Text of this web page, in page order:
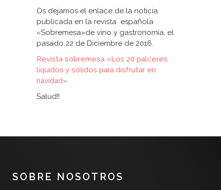
Os dejamos el enlace de la noticia
publicada en la revista española
«Sobremesa»de vino y gastronomía, el
pasado 22 de Diciembre de 2016.
Revista sobremesa «Los 20 palceres
liquidos y sólidos para disfrutar en
navidad»
Salud!!
SOBRE NOSOTROS